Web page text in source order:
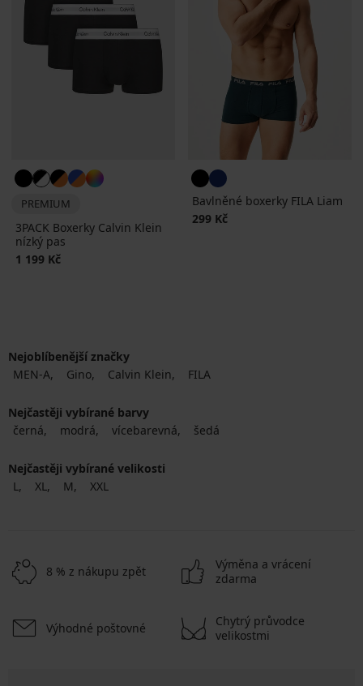
PREMIUM
3PACK Boxerky Calvin Klein
nízký pas
1 199 Kč
Bavlněné boxerky FILA Liam
299 Kč
Nejoblíbenější značky
MEN-A
Gino Calvin Klein FILA
Nejčastěji vybírané barvy
černá
modrá vícebarevná šedá
Nejčastěji vybírané velikosti
L
XL M XXL
8 % z nákupu zpět
Výměna a vrácení
zdarma
Výhodné poštovné
Chytrý průvodce
velikostmi